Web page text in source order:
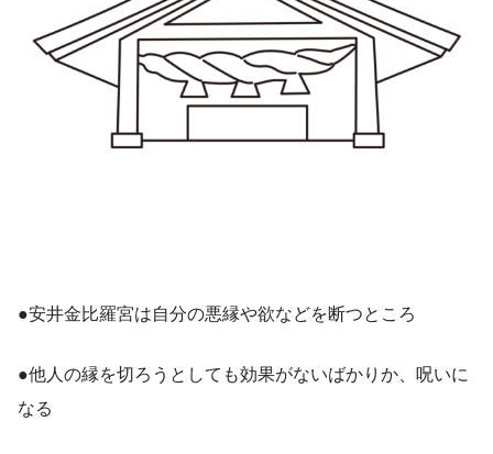
●安井金比羅宮は自分の悪縁や欲などを断つところ
●他人の縁を切ろうとしても効果がないばかりか、呪いに
なる